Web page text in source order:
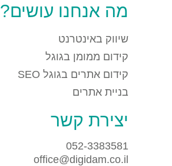
מה אנחנו עושים?
שיווק באינטרנט
קידום ממומן בגוגל
קידום אתרים בגוגל SEO
בניית אתרים
יצירת קשר
052-3383581
office@digidam.co.il